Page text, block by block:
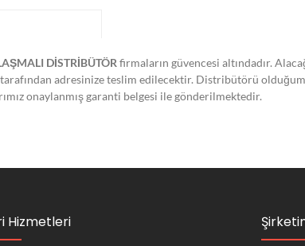
DİSTRİBÜTÖR firmaların güvencesi altındadır.
adresinize teslim edilecektir. Distribütörü
onaylanmış garanti belgesi ile gönderilmektedir.
Hizmetleri